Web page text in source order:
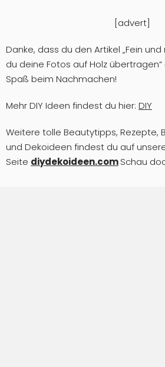
[advert]
Danke, dass du den Artikel „Fein
du deine Fotos auf Holz
Spaß beim Nachmachen!
Mehr DIY Ideen findest du hier: DIY
Weitere tolle Beautytipps, Rezepte,
und Dekoideen findest du auf
Seite diydekoideen.comSchau